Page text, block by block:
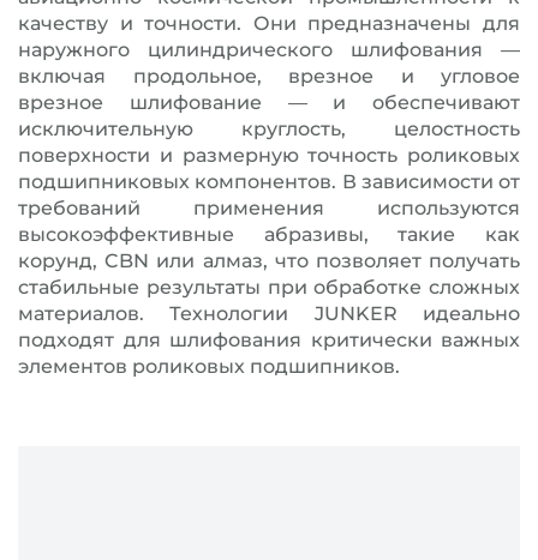
качеству и точности. Они предназначены для
наружного цилиндрического шлифования —
включая продольное, врезное и угловое
врезное шлифование — и обеспечивают
исключительную круглость, целостность
поверхности и размерную точность роликовых
подшипниковых компонентов. В зависимости от
требований применения используются
высокоэффективные абразивы, такие как
корунд, CBN или алмаз, что позволяет получать
стабильные результаты при обработке сложных
материалов. Технологии JUNKER идеально
подходят для шлифования критически важных
элементов роликовых подшипников.